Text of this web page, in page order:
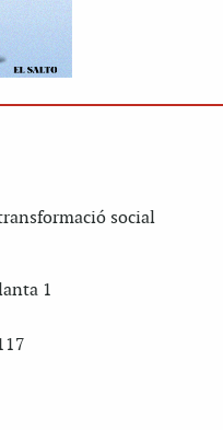
social
1